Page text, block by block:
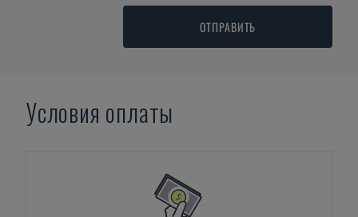
ОТПРАВИТЬ
Условия оплаты